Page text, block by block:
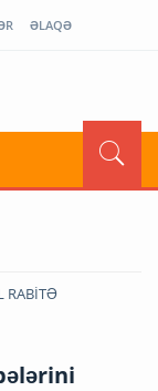
ƏLAQƏ
RABİTƏ